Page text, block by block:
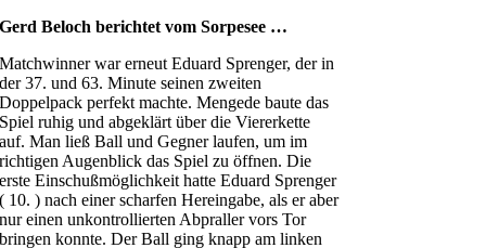
Gerd Beloch berichtet vom Sorpesee …
Matchwinner war erneut Eduard Sprenger, der in
der 37. und 63. Minute seinen zweiten
Doppelpack perfekt machte. Mengede baute das
Spiel ruhig und abgeklärt über die Viererkette
auf. Man ließ Ball und Gegner laufen, um im
richtigen Augenblick das Spiel zu öffnen. Die
erste Einschußmöglichkeit hatte Eduard Sprenger
( 10. ) nach einer scharfen Hereingabe, als er aber
nur einen unkontrollierten Abpraller vors Tor
bringen konnte. Der Ball ging knapp am linken